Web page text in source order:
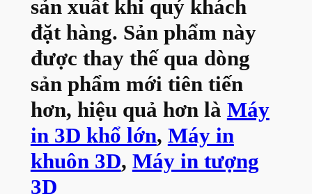
sản xuất khi quý khách
đặt hàng. Sản phẩm này
được thay thế qua dòng
sản phẩm mới tiên tiến
hơn, hiệu quả hơn là Máy
in 3D khổ lớn, Máy in
khuôn 3D, Máy in tượng
3D